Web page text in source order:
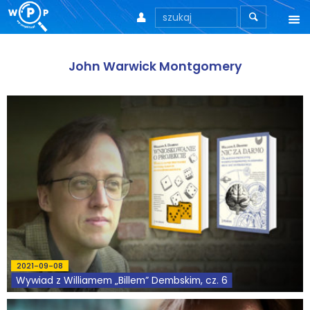

Aktualności
Teksty
Wprowadzenie
Artykuły
Krytyka teorii ID
Wywiady
 
John Warwick Montgomery
2021-09-08
Wywiad z Williamem „Billem” Dembskim, cz. 6